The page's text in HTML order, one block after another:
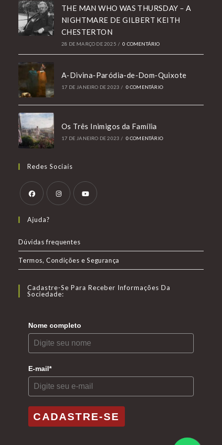
THE MAN WHO WAS THURSDAY – A
NIGHTMARE DE GILBERT KEITH
CHESTERTON
28 DE MARÇO DE 2025 / 0 COMENTÁRIO
A-Divina-Paródia-de-Dom-Quixote
17 DE JANEIRO DE 2023 / 0 COMENTÁRIO
Os Três Inimigos da Família
17 DE JANEIRO DE 2023 / 0 COMENTÁRIO
Redes Sociais
em
aba
em
nova
aba
aba
Ajuda?
Dúvidas frequentes
Termos, Condições e Segurança
Cadastre-Se Para Receber Informações Da
Sociedade:
Nome completo
E-mail*
CADASTRE-SE